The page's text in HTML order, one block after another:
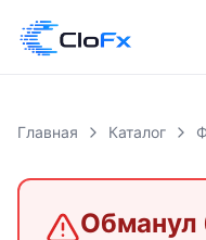
Главная Каталог
Обманул